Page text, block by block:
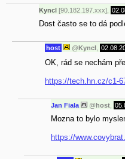
Kyncl [90.182.197.xxx],
Dost často se to dá
host @Kyncl
OK, rád se nechám
https://tech.hn.cz/c1-
Jan Fiala @host
Mozna to bylo
https://